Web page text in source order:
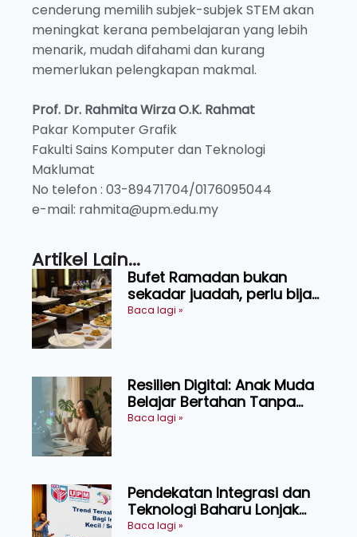
cenderung memilih subjek-subjek STEM akan
meningkat kerana pembelajaran yang lebih
menarik, mudah difahami dan kurang
memerlukan pelengkapan makmal.
Prof. Dr. Rahmita Wirza O.K. Rahmat
Pakar Komputer Grafik
Fakulti Sains Komputer dan Teknologi
Maklumat
No telefon : 03-89471704/0176095044
e-mail: rahmita@upm.edu.my
Artikel Lain...
Bufet Ramadan bukan
sekadar juadah, perlu bijak
memilih dan selamat
Baca lagi »
Resilien Digital: Anak Muda
Belajar Bertahan Tanpa
Perlu Menekan Diri
Baca lagi »
Pendekatan Integrasi dan
Teknologi Baharu Lonjak
Produktiviti Ternakan
Baca lagi »